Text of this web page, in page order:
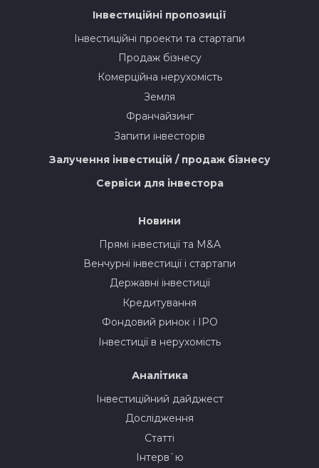
Інвестиційні пропозиції
Інвестиційні проекти та стартапи
Продаж бізнесу
Комерційна нерухомість
Земля
Франчайзинг
Запити інвесторів
Залучення інвестицій / продаж бізнесу
Сервіси для інвестора
Новини
Прямі інвестиції та M&A
Венчурні інвестиції і стартапи
Державні інвестиції
Кредитування
Фондовий ринок і IPO
Інвестиції в нерухомість
Аналітика
Інвестиційний дайджест
Дослідження
Статті
Інтерв`ю